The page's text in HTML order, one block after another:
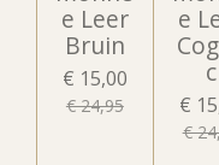
e Leer
Bruin
€ 15,00
€ 24,95
e
c
€
€